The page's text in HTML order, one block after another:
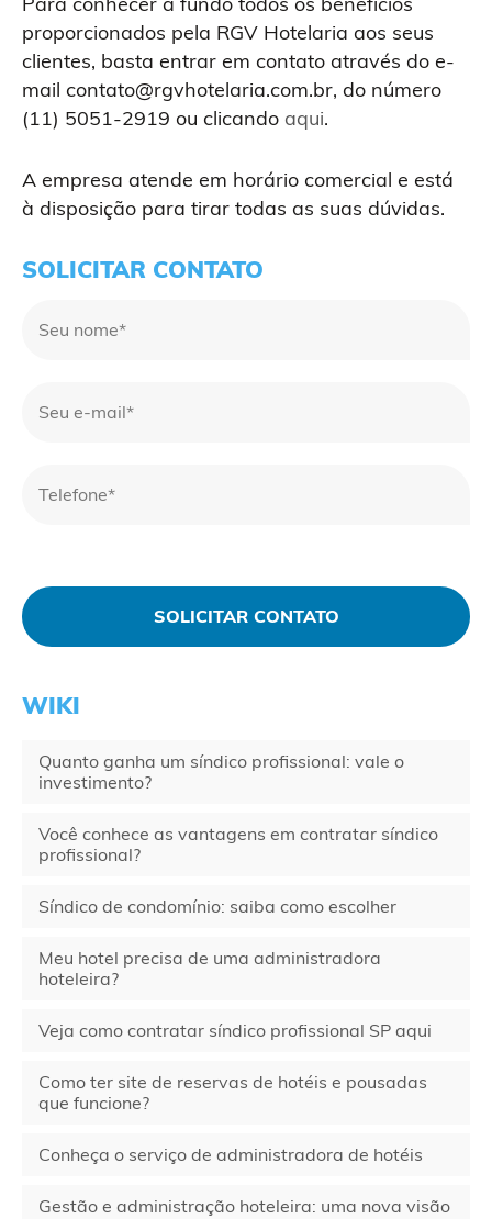
proporcionados pela RGV Hotelaria aos seus
clientes, basta entrar em contato através do e-
mail contato@rgvhotelaria.com.br, do número
(11) 5051-2919 ou clicando aqui.
A empresa atende em horário comercial e está
à disposição para tirar todas as suas dúvidas.
SOLICITAR CONTATO
WIKI
Quanto ganha um síndico profissional: vale o
investimento?
Você conhece as vantagens em contratar síndico
profissional?
Síndico de condomínio: saiba como escolher
Meu hotel precisa de uma administradora
hoteleira?
Veja como contratar síndico profissional SP aqui
Como ter site de reservas de hotéis e pousadas
que funcione?
Conheça o serviço de administradora de hotéis
Gestão e administração hoteleira: uma nova visão